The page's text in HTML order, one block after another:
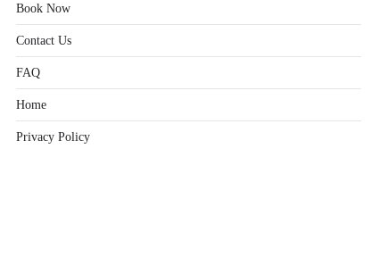
Book Now
Contact Us
FAQ
Home
Privacy Policy